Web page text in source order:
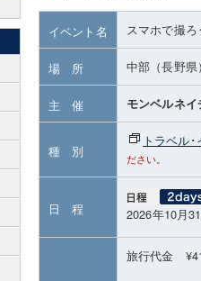
イベント名 スマホで撮
場 所 中部（長野県）
主 催 モンベルネ
種 別
トラベル･
ださい。
日 程 2026年10月
旅行代金